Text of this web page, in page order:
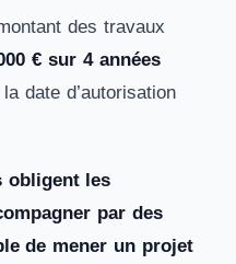
des travaux
€ sur 4 années
date d’autorisation
obligent les
par des
de mener un projet